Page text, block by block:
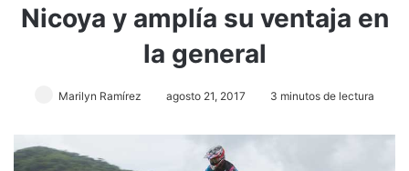
Nicoya y amplía su ventaja en
la general
Marilyn Ramírez agosto 21, 2017 3 minutos de lectura